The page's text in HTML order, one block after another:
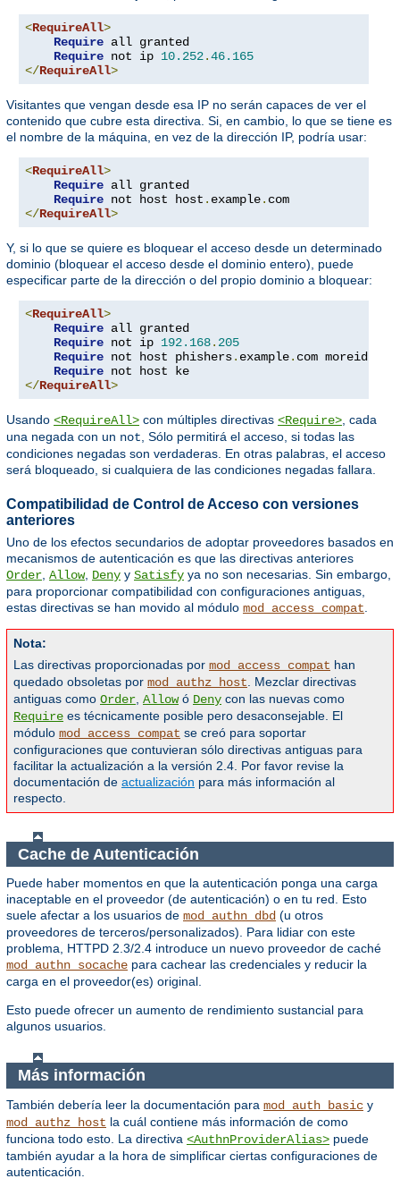
<RequireAll>
Require all granted
Require not ip 10.252.46.165
</RequireAll>
Visitantes que vengan desde esa IP no serán capaces de ver el
contenido que cubre esta directiva. Si, en cambio, lo que se tiene es
el nombre de la máquina, en vez de la dirección IP, podría usar:
<RequireAll>
Require all granted
Require not host host . example.
</RequireAll>
Y, si lo que se quiere es bloquear el acceso desde un determinado
dominio (bloquear el acceso desde el dominio entero), puede
especificar parte de la dirección o del propio dominio a bloquear:
<RequireAll>
Require all granted
Require not ip 192.168. 205
Require not host phishers. example. com moreidiots
Require
</RequireAll>
Usando <RequireAll> con múltiples directivas <Require> , cada
una negada con un not , Sólo permitirá el acceso, si todas las
condiciones negadas son verdaderas. En otras palabras, el acceso
será bloqueado, si cualquiera de las condiciones negadas fallara.
Compatibilidad de Control de Acceso con versiones
anteriores
Uno de los efectos secundarios de adoptar proveedores basados en
mecanismos de autenticación es que las directivas anteriores
Order, Allow, Deny y Satisfy ya no son necesarias. Sin embargo,
para proporcionar compatibilidad con configuraciones antiguas,
estas directivas se han movido al módulo mod_access_compat.
Nota:
Las directivas proporcionadas por mod_access_compat han
quedado obsoletas por mod_authz_host. Mezclar directivas
antiguas como Order, Allowó Deny con las nuevas como
Require es técnicamente posible pero desaconsejable. El
módulo mod_access_compat se creó para soportar
configuraciones que contuvieran sólo directivas antiguas para
facilitar la actualización a la versión 2.4. Por favor revise la
documentación de actualización para más información al
respecto.
Cache de Autenticación
Puede haber momentos en que la autenticación ponga una carga
inaceptable en el proveedor (de autenticación) o en tu red. Esto
suele afectar a los usuarios de mod_authn_dbd (u otros
proveedores de terceros/personalizados). Para lidiar con este
problema, HTTPD 2.3/2.4 introduce un nuevo proveedor de caché
mod_authn_socache para cachear las credenciales y reducir la
carga en el proveedor(es) original.
Esto puede ofrecer un aumento de rendimiento sustancial para
algunos usuarios.
Más información
También debería leer la documentación para mod_auth_basic y
mod_authz_host la cuál contiene más información de como
funciona todo esto. La directiva <AuthnProviderAlias> puede
también ayudar a la hora de simplificar ciertas configuraciones de
autenticación.